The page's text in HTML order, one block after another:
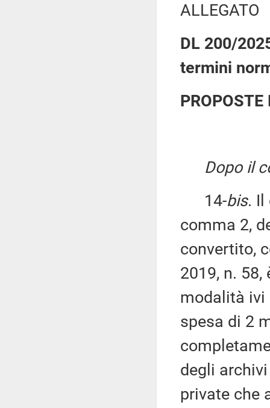
ALLEGATO
DL 200/
termini
PROPOSTE
Dopo il
14-bis. Il
comma 2,
convertito,
2019, n.
modalità ivi
spesa di 2
degli
private che